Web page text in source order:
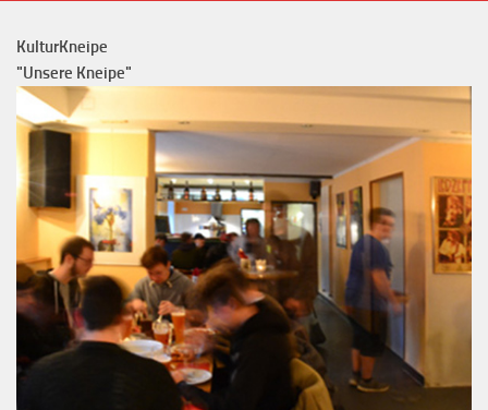
KulturKneipe
"Unsere Kneipe"